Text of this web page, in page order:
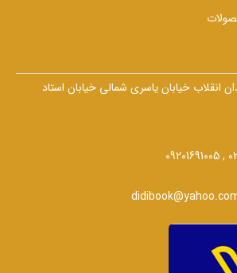
انقلاب خیابان یاسری شمالی خیابان استاد